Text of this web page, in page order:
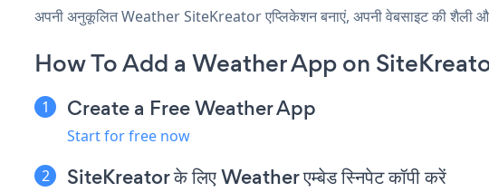
अपनी अनुकूलित Weather SiteKreator एप्लिकेशन बनाएं, अपनी वेबसाइट की शैली
How To Add a Weather App on
Create a Free Weather App
Start for free now
SiteKreator के लिए Weather एम्बेड स्निपेट कॉपी करें